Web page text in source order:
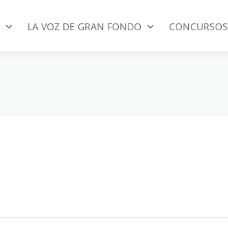
LA VOZ DE GRAN FONDO CONCURSOS